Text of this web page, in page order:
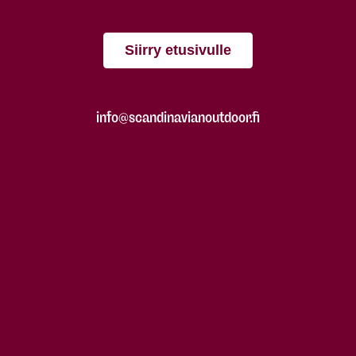
Siirry etusivulle
info@scandinavianoutdoor.fi